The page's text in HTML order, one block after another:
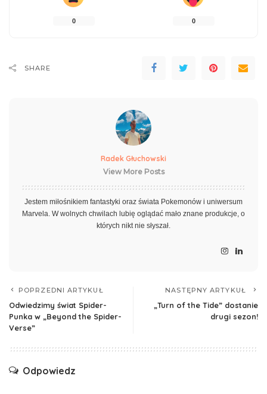
0 0
SHARE
Radek Głuchowski
View More Posts
Jestem miłośnikiem fantastyki oraz świata Pokemonów i uniwersum
Marvela. W wolnych chwilach lubię oglądać mało znane produkcje, o
których nikt nie słyszał.
POPRZEDNI ARTYKUŁ
Odwiedzimy świat Spider-
Punka w „Beyond the Spider-
Verse”
NASTĘPNY ARTYKUŁ
„Turn of the Tide” dostanie
drugi sezon!
Odpowiedz